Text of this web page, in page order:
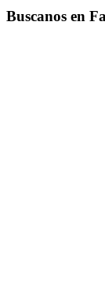
Buscanos en